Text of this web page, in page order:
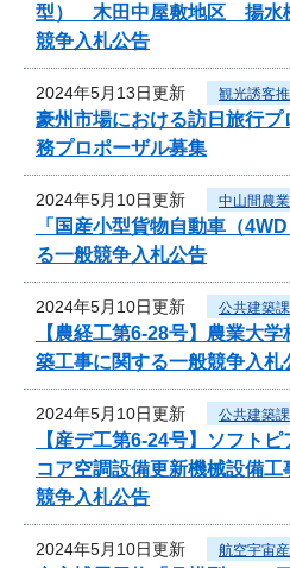
型） 木田中屋敷地区 揚水
競争入札公告
2024年5月13日更新 観光誘客
豪州市場における訪日旅行
務プロポーザル募集
2024年5月10日更新 中山間農
「国産小型貨物自動車（
る一般競争入札公告
2024年5月10日更新 公共建築課
【農経工第6-28号】農業大
築工事に関する一般競争入札
2024年5月10日更新 公共建築課
【産デ工第6-24号】ソフト
コア空調設備更新機械設備
競争入札公告
2024年5月10日更新 航空宇宙